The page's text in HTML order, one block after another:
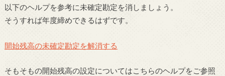
以下のヘルプを参考に未確定勘定を消しましょう。
そうすれば年度締めできるはずです。
開始残高の未確定勘定を解消する
そもそもの開始残高の設定についてはこちらのヘルプをご参照